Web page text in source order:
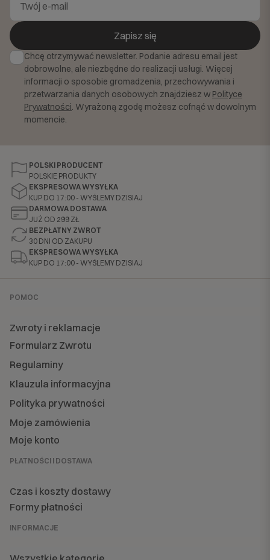
Zapisz się
Chcę otrzymywać newsletter. Podanie adresu email jest
dobrowolne, ale niezbędne do realizacji usługi. Więcej
informacji o sposobie gromadzenia, przechowywania i
przetwarzania danych osobowych znajdziesz w Polityce
Prywatności. Wyrażoną zgodę możesz cofnąć w dowolnym
momencie.
POLSKI PRODUCENT
POLSKIE PRODUKTY
EKSPRESOWA WYSYŁKA
KUP DO 17:00 - WYŚLEMY DZISIAJ
DARMOWA DOSTAWA
JUŻ OD 299 ZŁ
BEZPŁATNY ZWROT
30 DNI OD ZAKUPU
EKSPRESOWA WYSYŁKA
KUP DO 17:00 - WYŚLEMY DZISIAJ
POMOC
Zwroty i reklamacje
Formularz Zwrotu
Regulaminy
Klauzula informacyjna
Polityka prywatności
Moje zamówienia
Moje konto
PŁATNOŚCI I DOSTAWA
Czas i koszty dostawy
Formy płatności
INFORMACJE